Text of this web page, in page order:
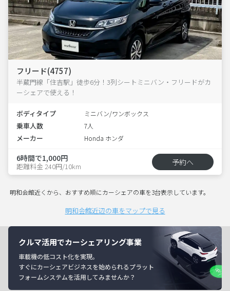
フリード(4757)
半蔵門線「住吉駅」徒歩6分！3列シートミニバン・フリードがカ
ーシェアで使える！
ボディタイプ ミニバン/ワンボックス
乗車人数 7人
メーカー Honda ホンダ
6時間で1,000円
距離料金 240円/10km 予約へ
明和会館近くから、おすすめ順にカーシェアの車を3台表示しています。
明和会館近辺の車をマップで見る
クルマ活用でカーシェアリング事業
車載機の低コスト化を実現。
すぐにカーシェアビジネスを始められるプラット
フォームシステムを活用してみませんか？